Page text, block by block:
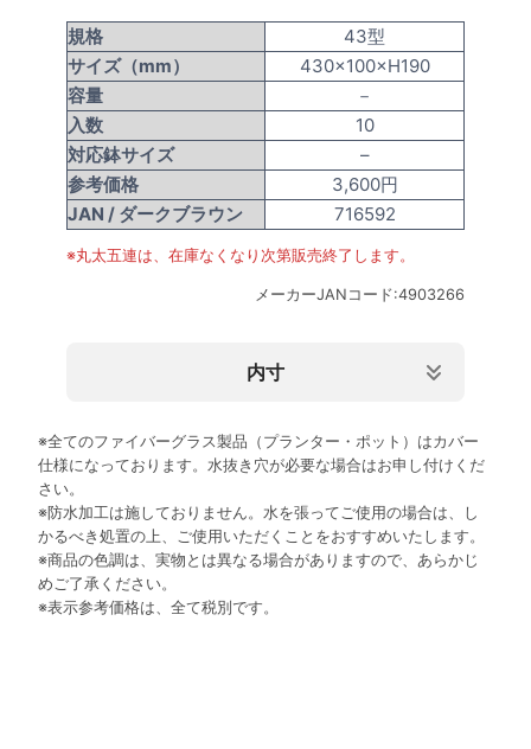
規格
43型
サイズ（mm）
430×100×H190
容量
－
入数
10
対応鉢サイズ
–
参考価格
3,600円
JAN / ダークブラウン 716592
※丸太五連は、在庫なくなり次第販売終了します。
メーカーJANコード:4903266
内寸
規格 内寸上部サイズ(mm) 外寸下部サイズ(mm) 内寸下部
43型
－ 420×110
※全てのファイバーグラス製品（プランター・ポット）はカバー
仕様になっております。水抜き穴が必要な場合はお申し付けくだ
さい。
※防水加工は施しておりません。水を張ってご使用の場合は、し
かるべき処置の上、ご使用いただくことをおすすめいたします。
※商品の色調は、実物とは異なる場合がありますので、あらかじ
めご了承ください。
※表示参考価格は、全て税別です。